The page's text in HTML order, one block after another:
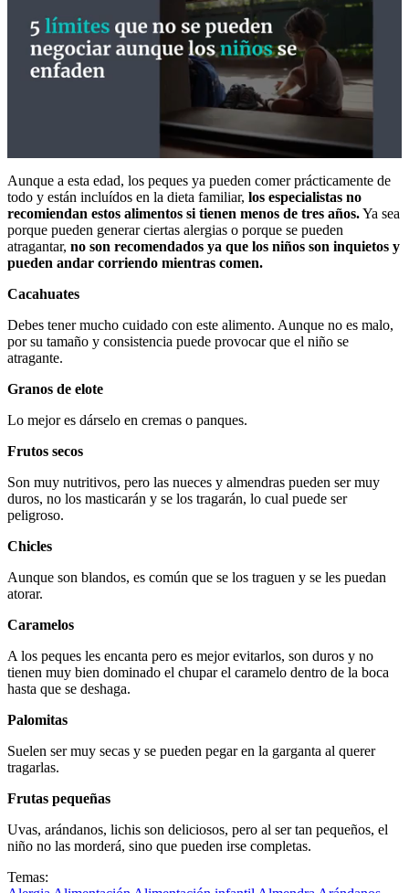
seconds
of
54
seconds
Aunque a esta edad, los peques ya pueden comer prácticamente de
todo y están incluídos en la dieta familiar, los especialistas no
recomiendan estos alimentos si tienen menos de tres años.Ya sea
porque pueden generar ciertas alergias o porque se pueden
atragantar, no son recomendados ya que los niños son inquietos y
pueden andar corriendo mientras comen.
Cacahuates
Debes tener mucho cuidado con este alimento. Aunque no es malo,
por su tamaño y consistencia puede provocar que el niño se
atragante.
Granos de elote
Lo mejor es dárselo en cremas o panques.
Frutos secos
Son muy nutritivos, pero las nueces y almendras pueden ser muy
duros, no los masticarán y se los tragarán, lo cual puede ser
peligroso.
Chicles
Aunque son blandos, es común que se los traguen y se les puedan
atorar.
Caramelos
A los peques les encanta pero es mejor evitarlos, son duros y no
tienen muy bien dominado el chupar el caramelo dentro de la boca
hasta que se deshaga.
Palomitas
Suelen ser muy secas y se pueden pegar en la garganta al querer
tragarlas.
Frutas pequeñas
Uvas, arándanos, lichis son deliciosos, pero al ser tan pequeños, el
niño no las morderá, sino que pueden irse completas.
Temas: